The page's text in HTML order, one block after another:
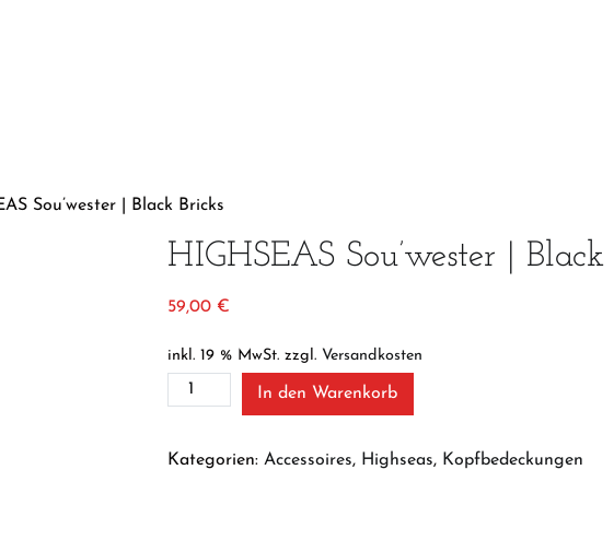
Sou’wester | Black Bricks
HIGHSEAS Sou’wester | Black
59,00 €
inkl. 19 % MwSt. zzgl. Versandkosten
HIGHSEAS
Sou’wester
Bricks
In den Warenkorb
Kategorien: Accessoires, Highseas, Kopfbedeckungen